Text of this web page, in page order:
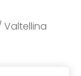
Valtellina